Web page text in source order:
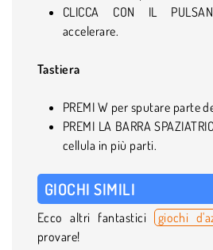
CLICCA CON IL
accelerare.
Tastiera
PREMI W per sputare parte
PREMI LA BARRA
cellula in più parti.
GIOCHI SIMILI
Ecco altri fantastici giochi
provare!